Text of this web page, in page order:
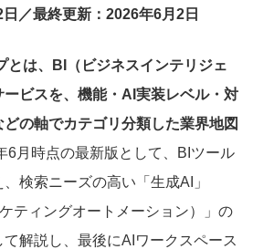
／最終更新： 2026年6月2日
とは、BI（ビジネスインテリジェ
ービスを、機能・AI実装レベル・対
の軸でカテゴリ分類した業界地図
6月時点の最新版として、BIツール
検索ニーズの高い「生成AI」
ティングオートメーション）」の
解説し、最後にAIワークスペース